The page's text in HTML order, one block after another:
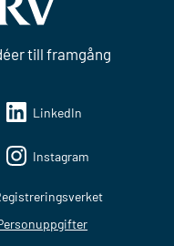
till framgång
LinkedIn
Instagram